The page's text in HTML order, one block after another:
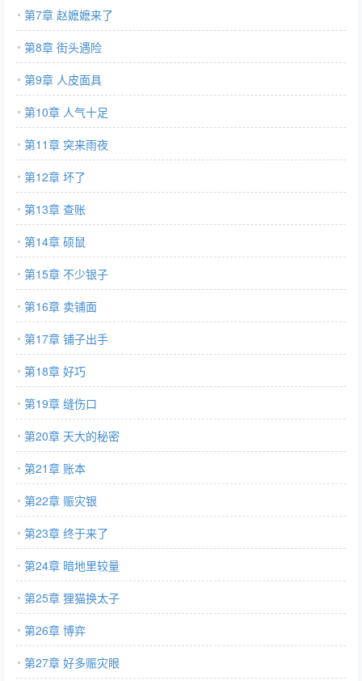
第7章 赵嬷嬷来了
第8章 街头遇险
第9章 人皮面具
第10章 人气十足
第11章 突来雨夜
第12章 坏了
第13章 查账
第14章 硕鼠
第15章 不少银子
第16章 卖铺面
第17章 铺子出手
第18章 好巧
第19章 缝伤口
第20章 天大的秘密
第21章 账本
第22章 赈灾银
第23章 终于来了
第24章 暗地里较量
第25章 狸猫换太子
第26章 博弈
第27章 好多赈灾眼